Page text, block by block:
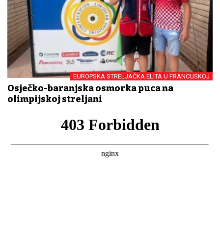
EUROPSKA STRELJAČKA ELITA U FRANCUSKOJ
Osječko-baranjska osmorka puca na
olimpijskoj streljani